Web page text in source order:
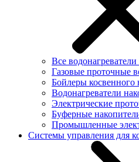
Все
Газовые проточные
Бойлеры косвенного
Водонагреватели
Электрические
Буферные
Промышленные
Системы управления для